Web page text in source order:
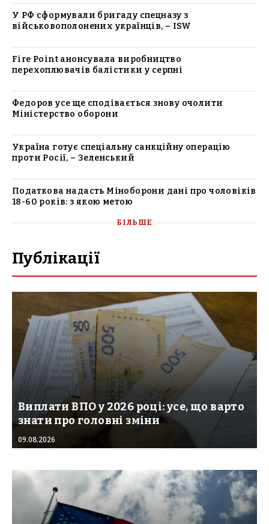
У РФ сформували бригаду спецназу з
військовополонених українців, – ISW
Fire Point анонсувала виробництво
перехоплювачів балістики у серпні
Федоров усе ще сподівається знову очолити
Міністерство оборони
Україна готує спеціальну санкційну операцію
проти Росії, – Зеленський
Податкова надасть Міноборони дані про чоловіків
18-60 років: з якою метою
БІЛЬШЕ
Публікації
Виплати ВПО у 2026 році: усе, що варто
знати про головні зміни
09.08.2026